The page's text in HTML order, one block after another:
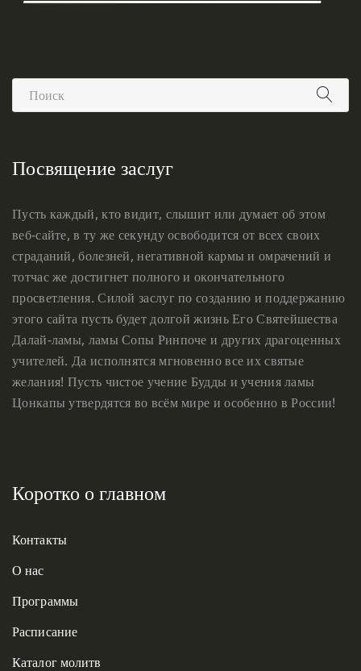
Посвящение заслуг
Пусть каждый, кто видит, слышит или думает об этом
веб-сайте, в ту же секунду освободится от всех своих
страданий, болезней, негативной кармы и омрачений и
тотчас же достигнет полного и окончательного
просветления. Силой заслуг по созданию и поддержанию
этого сайта пусть будет долгой жизнь Его Святейшества
Далай-ламы, ламы Сопы Ринпоче и других драгоценных
учителей. Да исполнятся мгновенно все их святые
желания! Пусть чистое учение Будды и учения ламы
Цонкапы утвердятся во всём мире и особенно в России!
Коротко о главном
Контакты
О нас
Программы
Расписание
Каталог молитв